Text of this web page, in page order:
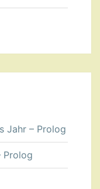
Jahr – Prolog
Prolog